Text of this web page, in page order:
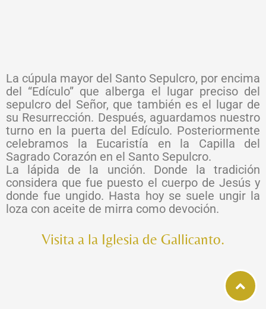
La cúpula mayor del Santo Sepulcro, por encima
del “Edículo” que alberga el lugar preciso del
sepulcro del Señor, que también es el lugar de
su Resurrección. Después, aguardamos nuestro
turno en la puerta del Edículo. Posteriormente
celebramos la Eucaristía en la Capilla del
Sagrado Corazón en el Santo Sepulcro.
La lápida de la unción. Donde la tradición
considera que fue puesto el cuerpo de Jesús y
donde fue ungido. Hasta hoy se suele ungir la
loza con aceite de mirra como devoción.
Visita a la Iglesia de Gallicanto.